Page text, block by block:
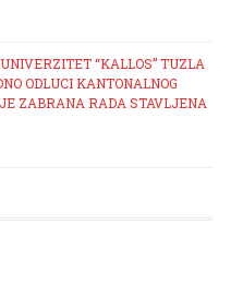
“KALLOS” TUZLA
ODLUCI KANTONALNOG
ZABRANA RADA STAVLJENA